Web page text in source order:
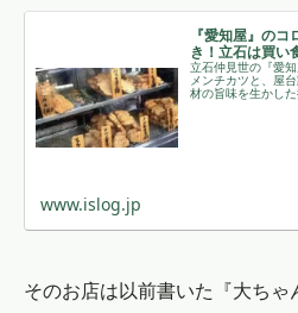
『愛知屋』の
き！立石は買い
立石仲見世の『愛
メンチカツと、屋
材の旨味を生かし
生地が、買い食い散
www.islog.jp
そのお店は以前書いた『大ち